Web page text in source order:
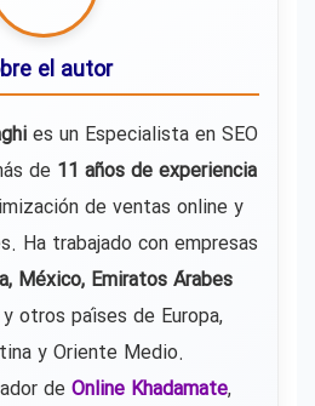
el autor
es un Especialista en SEO
de 11 años de experiencia
de ventas online y
Ha trabajado con empresas
México, Emiratos Árabes
otros países de Europa,
y Oriente Medio.
de Online Khadamate,